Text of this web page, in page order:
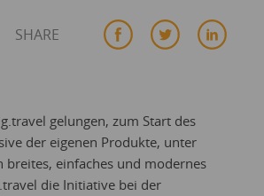
SHARE
gelungen, zum Start des
der eigenen Produkte, unter
breites, einfaches und modernes
die Initiative bei der